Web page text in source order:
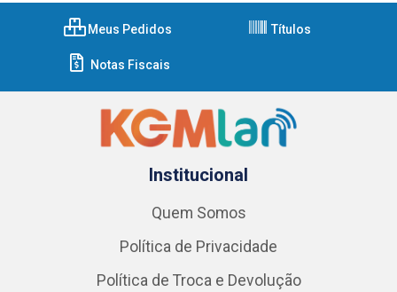
Meus Pedidos Títulos
Notas Fiscais
Institucional
Quem Somos
Política de Privacidade
Política de Troca e Devolução